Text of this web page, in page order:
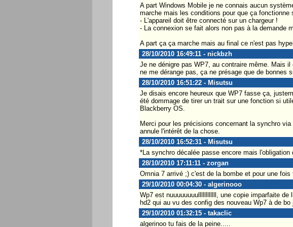
A part Windows Mobile je ne connais aucun
marche mais les conditions pour que ça fonctionne
- L'appareil doit être connecté sur un chargeur !
- La connexion se fait alors non pas à la demande
A part ça ça marche mais au final ce n'est pas
28/10/2010 16:49:11 - nickbzh
Je ne dénigre pas WP7, au contraire même. Mais
ne me dérange pas, ça ne présage que de bonnes
28/10/2010 16:51:22 - Misutsu
Je disais encore heureux que WP7 fasse ça,
été dommage de tirer un trait sur une fonction si
Blackberry OS.
Merci pour les précisions concernant la synchro
annule l'intérêt de la chose.
28/10/2010 16:52:31 - Misutsu
*La synchro décalée passe encore mais l'obligation
28/10/2010 17:11:11 - zorgan
Omnia 7 arrivé ;) c'est de la bombe et pour une
29/10/2010 00:04:30 - algerinooo
Wp7 est nuuuuuuuullllllllllll, une copie imparfaite
hd2 qui au vu des config des nouveau Wp7 à de bo
29/10/2010 01:32:15 - takaclic
algerinoo tu fais de la peine.....